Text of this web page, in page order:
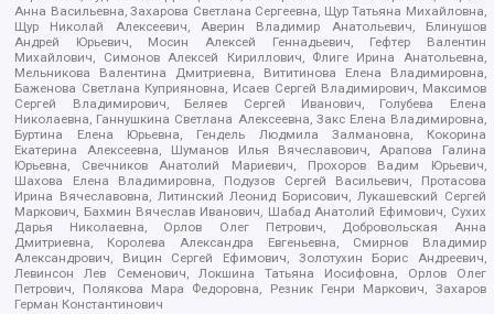
Анна Васильевна, Захарова Светлана Сергеевна, Щур Татьяна Михайловна,
Щур Николай Алексеевич, Аверин Владимир Анатольевич, Блинушов
Андрей Юрьевич, Мосин Алексей Геннадьевич, Гефтер Валентин
Михайлович, Симонов Алексей Кириллович, Флиге Ирина Анатольевна,
Мельникова Валентина Дмитриевна, Вититинова Елена Владимировна,
Баженова Светлана Куприяновна, Исаев Сергей Владимирович, Максимов
Сергей Владимирович, Беляев Сергей Иванович, Голубева Елена
Николаевна, Ганнушкина Светлана Алексеевна, Закс Елена Владимировна,
Буртина Елена Юрьевна, Гендель Людмила Залмановна, Кокорина
Екатерина Алексеевна, Шуманов Илья Вячеславович, Арапова Галина
Юрьевна, Свечников Анатолий Мариевич, Прохоров Вадим Юрьевич,
Шахова Елена Владимировна, Подузов Сергей Васильевич, Протасова
Ирина Вячеславовна, Литинский Леонид Борисович, Лукашевский Сергей
Маркович, Бахмин Вячеслав Иванович, Шабад Анатолий Ефимович, Сухих
Дарья Николаевна, Орлов Олег Петрович, Добровольская Анна
Дмитриевна, Королева Александра Евгеньевна, Смирнов Владимир
Александрович, Вицин Сергей Ефимович, Золотухин Борис Андреевич,
Левинсон Лев Семенович, Локшина Татьяна Иосифовна, Орлов Олег
Петрович, Полякова Мара Федоровна, Резник Генри Маркович, Захаров
Герман Константинович